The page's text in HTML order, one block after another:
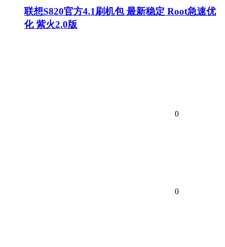
联想S820官方4.1刷机包 最新稳定 Root急速优
化 紫火2.0版
0
0